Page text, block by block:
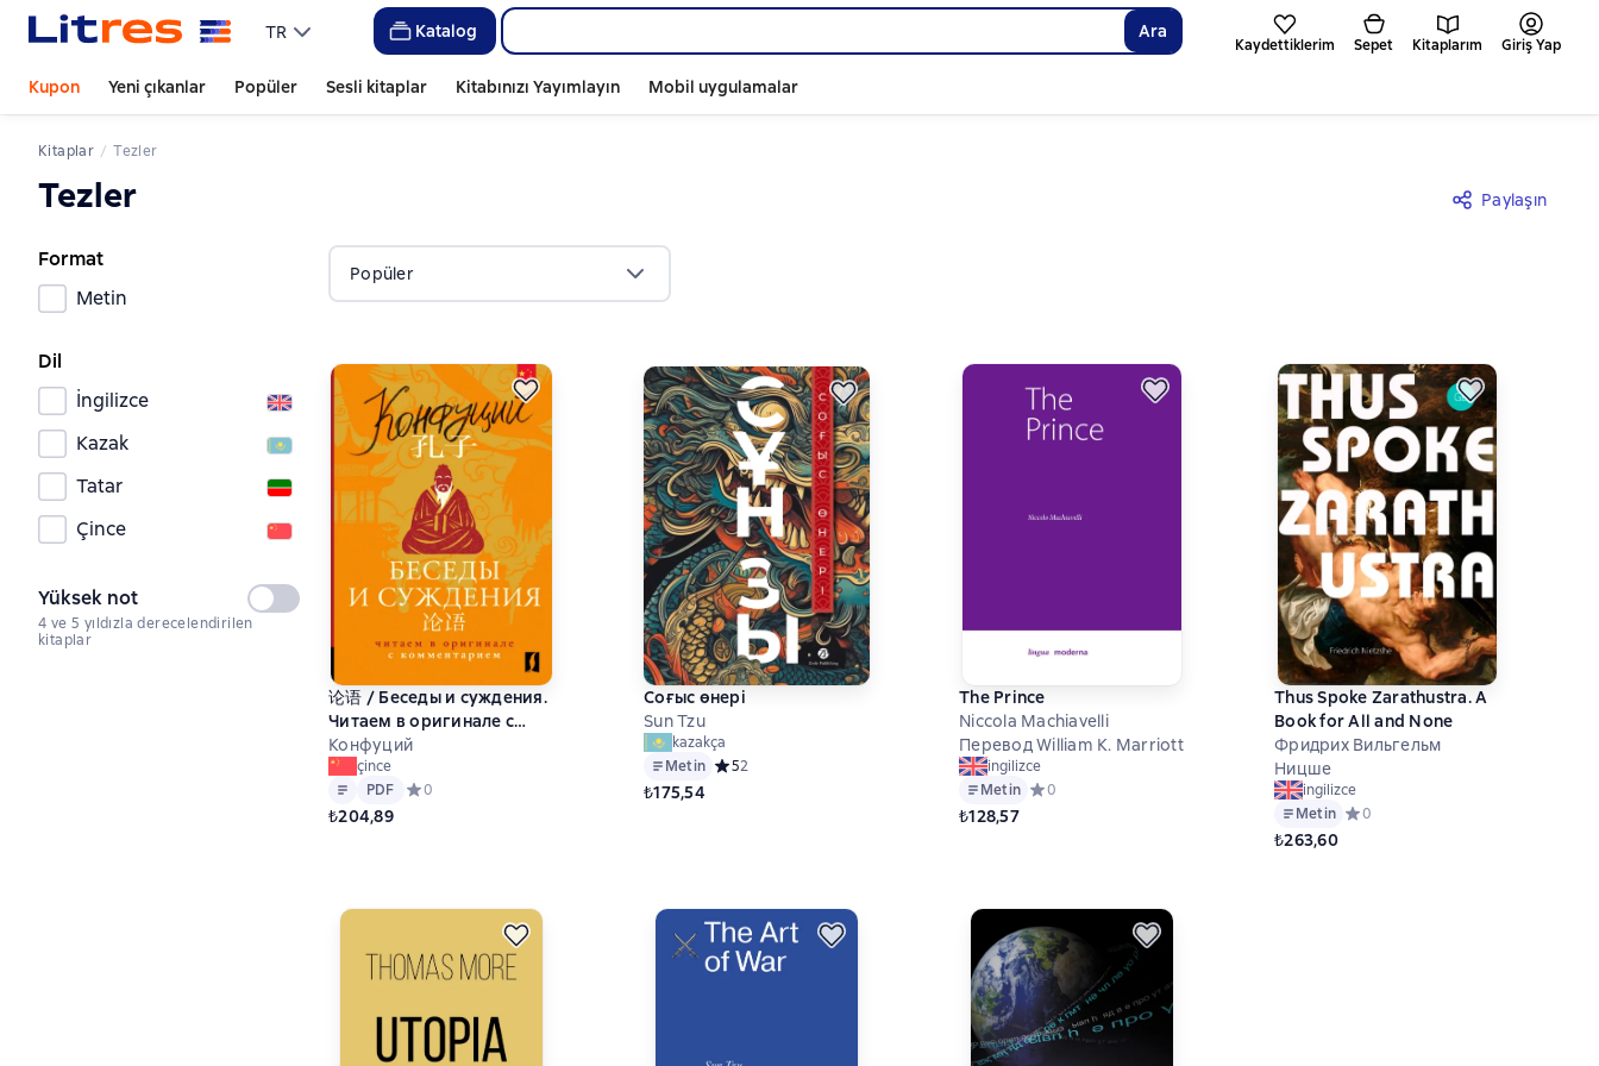
TR Katalog Ara
Kaydettiklerim Sepet Kitaplarım Giriş Yap
Kupon Yeni çıkanlar Popüler Sesli kitaplar Kitabınızı Yayımlayın Mobil uygulamalar
Kitaplar Tezler
Tezler Paylaşın
Format
Metin
Dil
İngilizce
Kazak
Tatar
Çince
Yüksek not Seçilmedi
4 ve 5 yıldızla derecelendirilen
kitaplar
Popüler
论语 / Беседы и суждения.
Читаем в оригинале с
комментарием
Конфуций
çince
Metin
PDF
PDF Средний рейтинг 0 на основе 0 оценок
0
₺204,89
Соғыс өнері
Sun Tzu
kazakça
Metin Средний рейтинг 5 на основе 2 оценок
52
₺175,54
The Prince
Niccola Machiavelli
Перевод William K. Marriott
ingilizce
Metin Средний рейтинг 0 на основе 0 оценок
0
₺128,57
Thus Spoke Zarathustra. A
Book for All and None
Фридрих Вильгельм
Ницше
ingilizce
Metin Средний рейтинг 0 на основе 0
0
₺263,60